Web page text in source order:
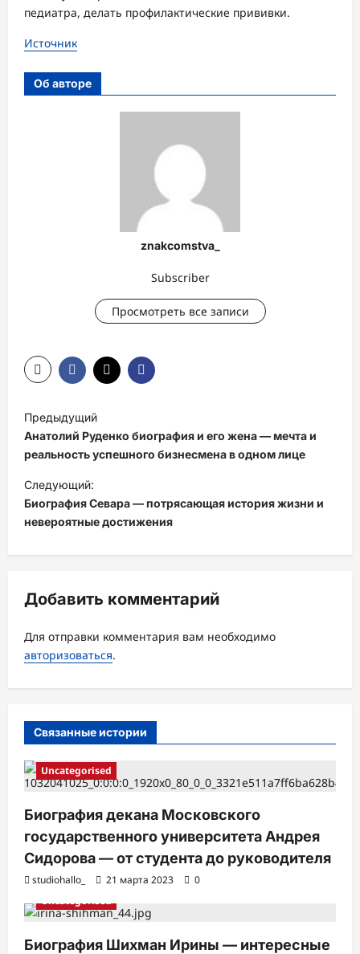
педиатра, делать профилактические прививки.
Источник
Об авторе
znakcomstva_
Subscriber
Просмотреть все записи
Н
а
в
и
г
а
ц
я
з
а
и
Предыдущий
Анатолий Руденко биография и его жена — мечта и
реальность успешного бизнесмена в одном лице
Следующий:
Биография Севара — потрясающая история жизни и
невероятные достижения
Добавить комментарий
Для отправки комментария вам необходимо
авторизоваться.
Связанные истории
Uncategorised
Биография декана Московского
государственного университета Андрея
Сидорова — от студента до руководителя
studiohallo_ 21 марта 2023
0
Uncategorised
Биография Шихман Ирины — интересные